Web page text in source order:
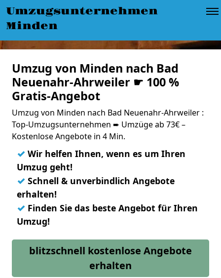
Umzugsunternehmen
Minden
Umzug von Minden nach Bad
Neuenahr-Ahrweiler ☛ 100 %
Gratis-Angebot
Umzug von Minden nach Bad Neuenahr-Ahrweiler :
Top-Umzugsunternehmen ➨ Umzüge ab 73€ –
Kostenlose Angebote in 4 Min.
✓ Wir helfen Ihnen, wenn es um Ihren
Umzug geht!
✓ Schnell & unverbindlich Angebote
erhalten!
✓ Finden Sie das beste Angebot für Ihren
Umzug!
blitzschnell kostenlose Angebote
erhalten